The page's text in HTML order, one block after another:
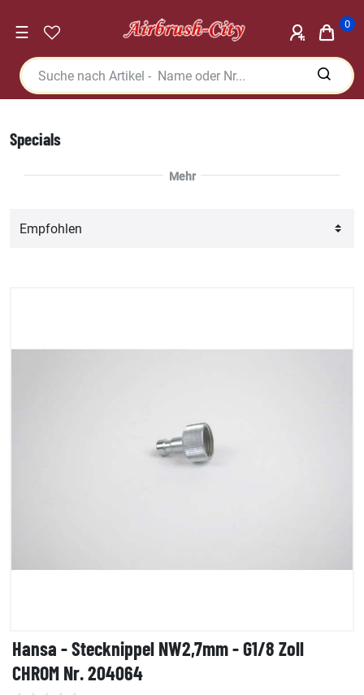
☰ 0
Specials
Hansa - Stecknippel NW2,7mm - G1/8 Zoll
CHROM Nr. 204064